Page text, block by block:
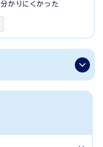
分かりにくかった